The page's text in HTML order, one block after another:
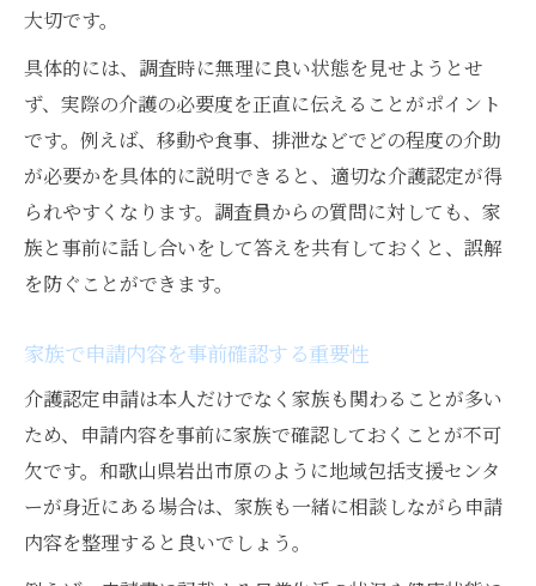
大切です。
具体的には、調査時に無理に良い状態を見せようとせ
ず、実際の介護の必要度を正直に伝えることがポイント
です。例えば、移動や食事、排泄などでどの程度の介助
が必要かを具体的に説明できると、適切な介護認定が得
られやすくなります。調査員からの質問に対しても、家
族と事前に話し合いをして答えを共有しておくと、誤解
を防ぐことができます。
家族で申請内容を事前確認する重要性
介護認定申請は本人だけでなく家族も関わることが多い
ため、申請内容を事前に家族で確認しておくことが不可
欠です。和歌山県岩出市原のように地域包括支援センタ
ーが身近にある場合は、家族も一緒に相談しながら申請
内容を整理すると良いでしょう。